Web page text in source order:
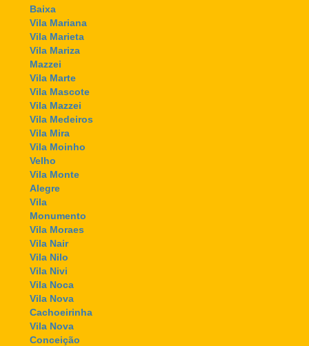
Baixa
Vila Mariana
Vila Marieta
Vila Mariza
Mazzei
Vila Marte
Vila Mascote
Vila Mazzei
Vila Medeiros
Vila Mira
Vila Moinho
Velho
Vila Monte
Alegre
Vila
Monumento
Vila Moraes
Vila Nair
Vila Nilo
Vila Nivi
Vila Noca
Vila Nova
Cachoeirinha
Vila Nova
Conceição